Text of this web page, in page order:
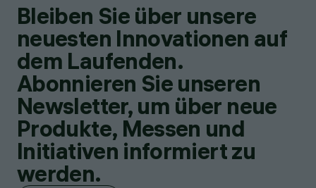
Bleiben Sie über unsere
neuesten Innovationen auf
dem Laufenden.
Abonnieren Sie unseren
Newsletter, um über neue
Produkte, Messen und
Initiativen informiert zu
werden.